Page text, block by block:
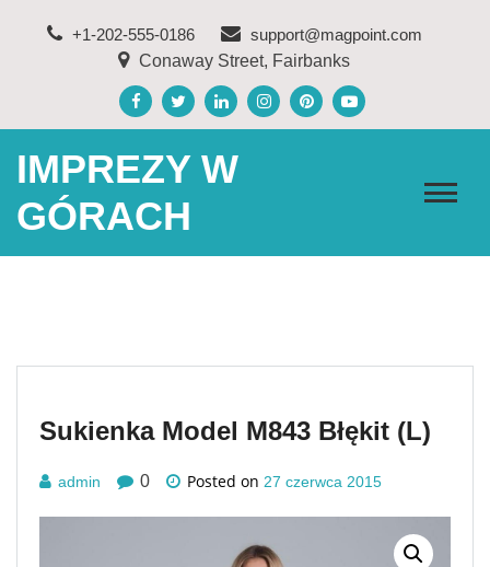
+1-202-555-0186
support@magpoint.com
Conaway Street, Fairbanks
IMPREZY W
GÓRACH
Sukienka Model M843 Błękit (L)
admin 0 Posted on 27 czerwca 2015